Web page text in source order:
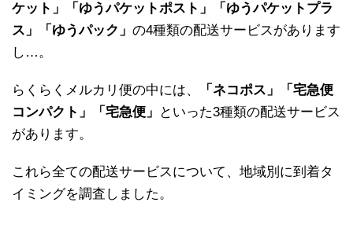
ケット」「ゆうパケットポスト」「ゆうパケットプラ
ス」「ゆうパック」 の4種類の配送サービスがあります
し…。
らくらくメルカリ便の中には、
「ネコポス」「宅急便
コンパクト」「宅急便」
といった3種類の配送サービス
があります。
これら全ての配送サービスについて、地域別に到着タ
イミングを調査しました。